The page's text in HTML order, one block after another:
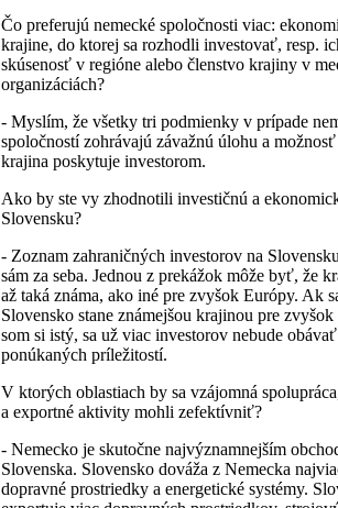
Čo preferujú nemecké spoločnosti viac:
krajine, do ktorej sa rozhodli investovať, resp.
skúsenosť v regióne alebo členstvo krajiny v
organizáciách?
- Myslím, že všetky tri podmienky v prípade
spoločností zohrávajú závažnú úlohu a
krajina poskytuje investorom.
Ako by ste vy zhodnotili investičnú a
Slovensku?
- Zoznam zahraničných investorov na
sám za seba. Jednou z prekážok môže byť, že
až taká známa, ako iné pre zvyšok Európy. Ak
Slovensko stane známejšou krajinou pre zvyšok
som si istý, sa už viac investorov nebude
ponúkaných príležitostí.
V ktorých oblastiach by sa vzájomná
a exportné aktivity mohli zefektívniť?
- Nemecko je skutočne najvýznamnejším
Slovenska. Slovensko dováža z Nemecka
dopravné prostriedky a energetické systémy.